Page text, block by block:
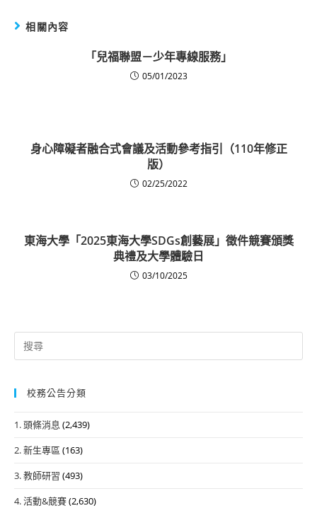
相關內容
「兒福聯盟－少年專線服務」
05/01/2023
身心障礙者融合式會議及活動參考指引（110年修正
版）
02/25/2022
東海大學「2025東海大學SDGs創藝展」徵件競賽頒獎
典禮及大學體驗日
03/10/2025
Search
for:
校務公告分類
1. 頭條消息 (2,439)
2. 新生專區 (163)
3. 教師研習 (493)
4. 活動&競賽(2,630)